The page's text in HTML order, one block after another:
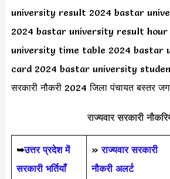
university result 2024 bastar
2024 bastar university result
university time table 2024 bastar
card 2024 bastar university
सरकारी नौकरी 2024 जिला पंचायत बस्तर
राज्यवार सरकारी
➥उत्तर प्रदेश में
सरकारी भर्तियाँ
»राज्यवार सरकारी
नौकरी अलर्ट